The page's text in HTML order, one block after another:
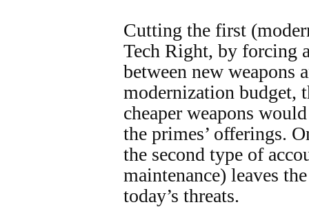
Cutting the first
Tech Right, by forcing
between new weapons
modernization budget,
cheaper weapons
the primes’ offerings.
the second type of
maintenance) leaves
today’s threats.